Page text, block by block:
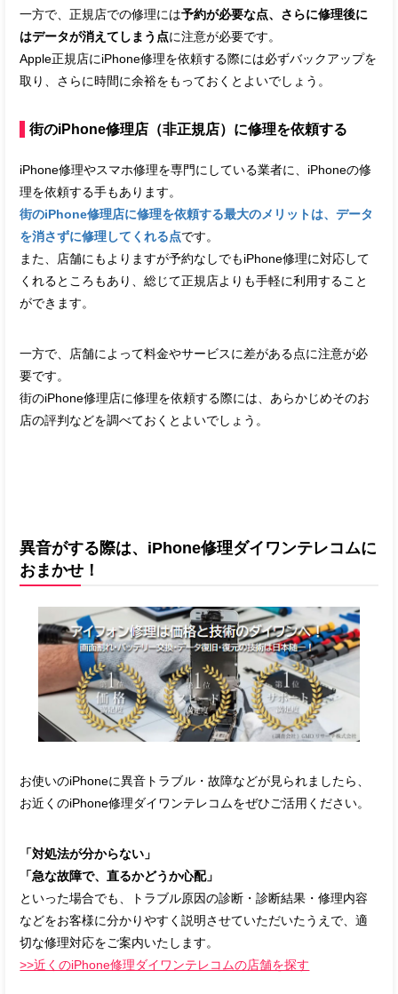
一方で、正規店での修理には予約が必要な点、さらに修理後に
はデータが消えてしまう点に注意が必要です。
Apple正規店にiPhone修理を依頼する際には必ずバックアップを
取り、さらに時間に余裕をもっておくとよいでしょう。
街のiPhone修理店（非正規店）に修理を依頼する
iPhone修理やスマホ修理を専門にしている業者に、iPhoneの修
理を依頼する手もあります。
街のiPhone修理店に修理を依頼する最大のメリットは、データ
を消さずに修理してくれる点です。
また、店舗にもよりますが予約なしでもiPhone修理に対応して
くれるところもあり、総じて正規店よりも手軽に利用すること
ができます。
一方で、店舗によって料金やサービスに差がある点に注意が必
要です。
街のiPhone修理店に修理を依頼する際には、あらかじめそのお
店の評判などを調べておくとよいでしょう。
異音がする際は、iPhone修理ダイワンテレコムに
おまかせ！
お使いのiPhoneに異音トラブル・故障などが見られましたら、
お近くのiPhone修理ダイワンテレコムをぜひご活用ください。
「対処法が分からない」
「急な故障で、直るかどうか心配」
といった場合でも、トラブル原因の診断・診断結果・修理内容
などをお客様に分かりやすく説明させていただいたうえで、適
切な修理対応をご案内いたします。
>>近くのiPhone修理ダイワンテレコムの店舗を探す